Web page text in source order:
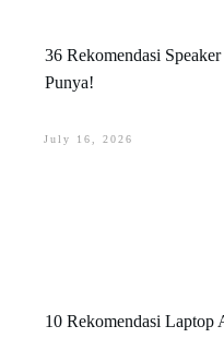
36 Rekomendasi
Punya!
July 16, 2026
10 Rekomendasi Laptop